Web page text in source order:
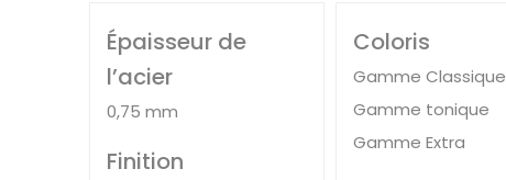
Épaisseur de
l’acier
0,75 mm
Finition
Coloris
Gamme Classique
Gamme tonique
Gamme Extra